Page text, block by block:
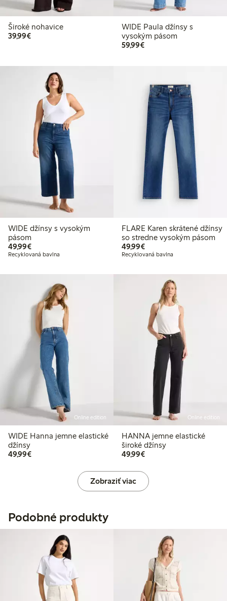
Široké nohavice
39,99€39,99 €
WIDE Paula džínsy s
vysokým pásom
59,99€59,99 €
WIDE džínsy s vysokým
pásom
49,99€49,99 €
Recyklovaná bavlna
FLARE Karen skrátené džínsy
so stredne vysokým pásom
49,99€49,99 €
Recyklovaná bavlna
Online edition
WIDE Hanna jemne elastické
džínsy
49,99€49,99 €
Online edition
HANNA jemne elastické
široké džínsy
49,99€49,99 €
Zobraziť viac
Podobné produkty